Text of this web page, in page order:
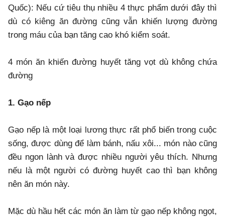
Quốc): Nếu cứ tiêu thụ nhiều 4 thực phẩm dưới đây thì
dù có kiêng ăn đường cũng vẫn khiến lượng đường
trong máu của bạn tăng cao khó kiểm soát.
4 món ăn khiến đường huyết tăng vọt dù không chứa
đường
1. Gạo nếp
Gạo nếp là một loại lương thực rất phổ biến trong cuộc
sống, được dùng để làm bánh, nấu xôi... món nào cũng
đều ngon lành và được nhiều người yêu thích. Nhưng
nếu là một người có đường huyết cao thì bạn không
nên ăn món này.
Mặc dù hầu hết các món ăn làm từ gạo nếp không ngọt,